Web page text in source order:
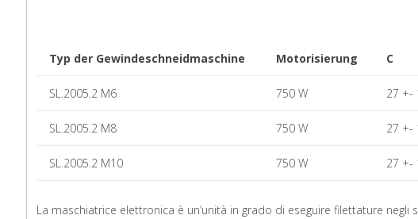
Typ der Gewindeschneidmaschine Motorisierung C
SL.2005.2 M6 750 W 27 +-
SL.2005.2 M8 750 W 27 +-
SL.2005.2 M10 750 W 27 +-
La maschiatrice elettronica è un’unità in grado di eseguire filettature